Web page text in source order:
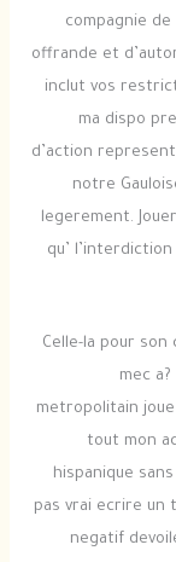
compagnie
offrande et
inclut vos
ma dispo
d’action
notre
legerement.
qu’
Celle-la pour
mec
metropolitain
tout mon
hispanique
pas vrai ecrire un
negatif